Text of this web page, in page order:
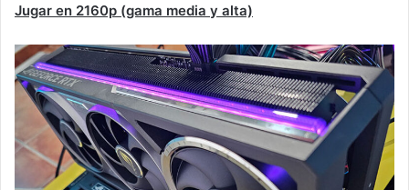
Jugar en 2160p (gama media y alta)